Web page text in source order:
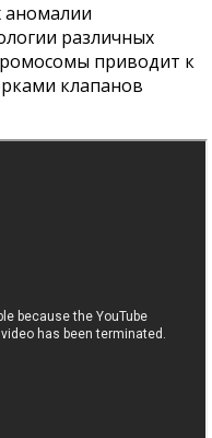
аномалии
различных
приводит к
клапанов